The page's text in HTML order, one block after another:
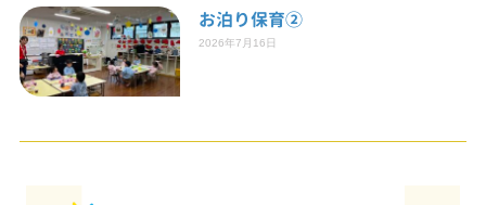
お泊り保育②
2026年7月16日